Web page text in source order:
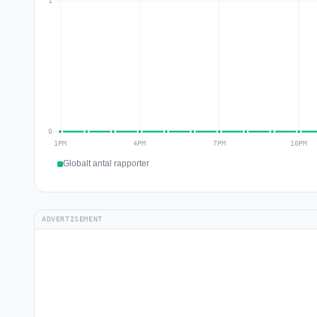
Globalt antal rapporter
ADVERTISEMENT